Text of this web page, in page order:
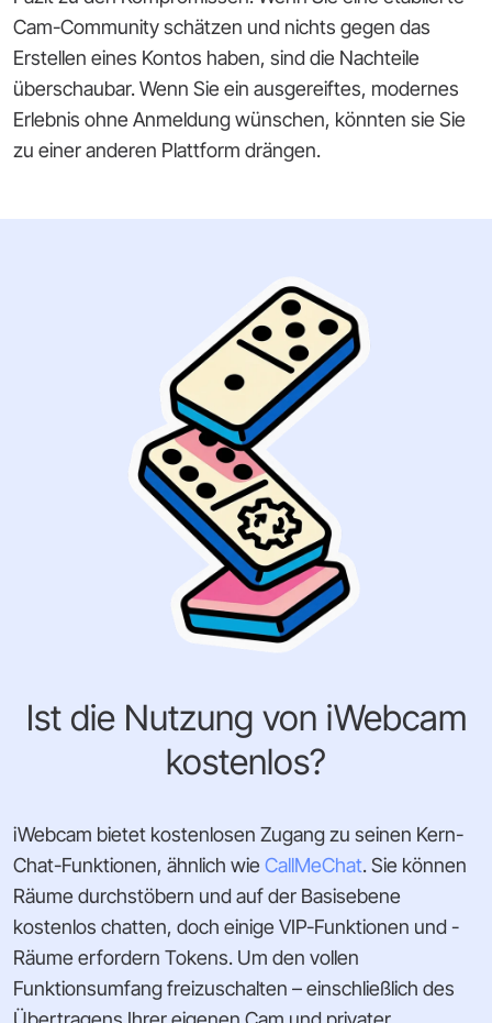
Cam-Community schätzen und nichts gegen das
Erstellen eines Kontos haben, sind die Nachteile
überschaubar. Wenn Sie ein ausgereiftes, modernes
Erlebnis ohne Anmeldung wünschen, könnten sie Sie
zu einer anderen Plattform drängen.
Ist die Nutzung von iWebcam
kostenlos?
iWebcam bietet kostenlosen Zugang zu seinen Kern-
Chat-Funktionen, ähnlich wie CallMeChat. Sie können
Räume durchstöbern und auf der Basisebene
kostenlos chatten, doch einige VIP-Funktionen und -
Räume erfordern Tokens. Um den vollen
Funktionsumfang freizuschalten – einschließlich des